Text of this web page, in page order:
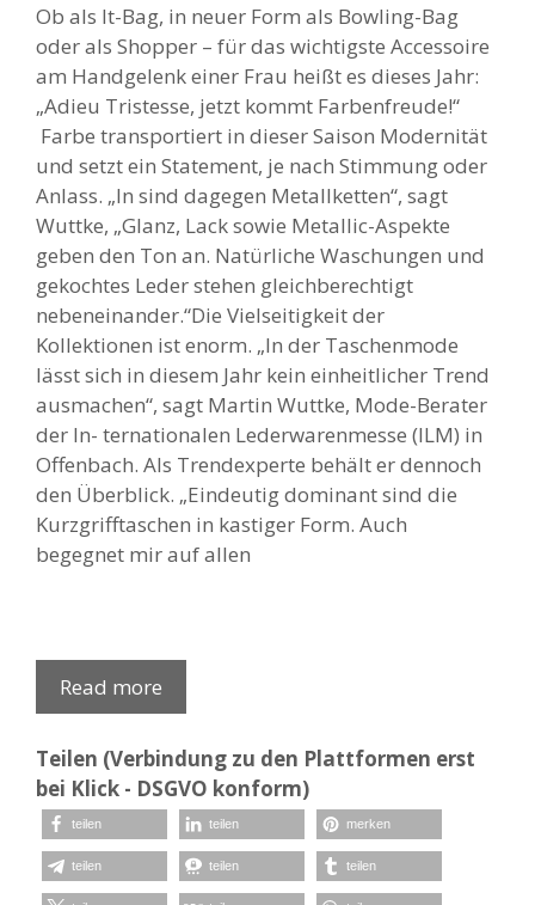
Ob als It-Bag, in neuer Form als Bowling-Bag
oder als Shopper – für das wichtigste Accessoire
am Handgelenk einer Frau heißt es dieses Jahr:
„Adieu Tristesse, jetzt kommt Farbenfreude!“
Farbe transportiert in dieser Saison Modernität
und setzt ein Statement, je nach Stimmung oder
Anlass. „In sind dagegen Metallketten“, sagt
Wuttke, „Glanz, Lack sowie Metallic-Aspekte
geben den Ton an. Natürliche Waschungen und
gekochtes Leder stehen gleichberechtigt
nebeneinander.“Die Vielseitigkeit der
Kollektionen ist enorm. „In der Taschenmode
lässt sich in diesem Jahr kein einheitlicher Trend
ausmachen“, sagt Martin Wuttke, Mode-Berater
der In- ternationalen Lederwarenmesse (ILM) in
Offenbach. Als Trendexperte behält er dennoch
den Überblick. „Eindeutig dominant sind die
Kurzgrifftaschen in kastiger Form. Auch
begegnet mir auf allen
Read more
Teilen (Verbindung zu den Plattformen erst
bei Klick - DSGVO konform)
teilen teilen merken
teilen teilen teilen